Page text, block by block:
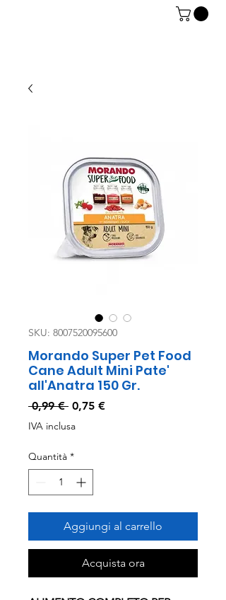
SKU: 8007520095600
Morando Super Pet Food
Cane Adult Mini Pate'
all'Anatra 150 Gr.
0,99 € Prezzo
0,75 €Prezzo
IVA inclusa
Quantità *
Aggiungi al carrello
Acquista ora